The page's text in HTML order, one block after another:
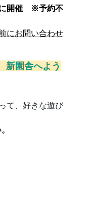
開催 ※予約不
にお問い合わせ
園舎へよう
て、好きな遊び